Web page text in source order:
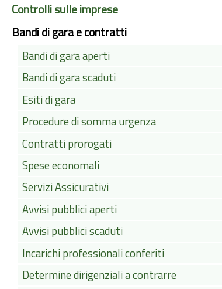
Controlli sulle imprese
Bandi di gara e contratti
Bandi di gara aperti
Bandi di gara scaduti
Esiti di gara
Procedure di somma urgenza
Contratti prorogati
Spese economali
Servizi Assicurativi
Avvisi pubblici aperti
Avvisi pubblici scaduti
Incarichi professionali conferiti
Determine dirigenziali a contrarre